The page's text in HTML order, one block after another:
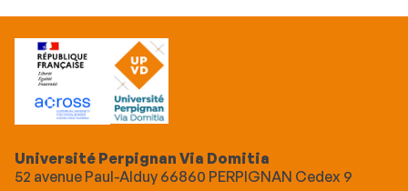
Université Perpignan Via Domitia
52 avenue Paul-Alduy 66860 PERPIGNAN Cedex 9